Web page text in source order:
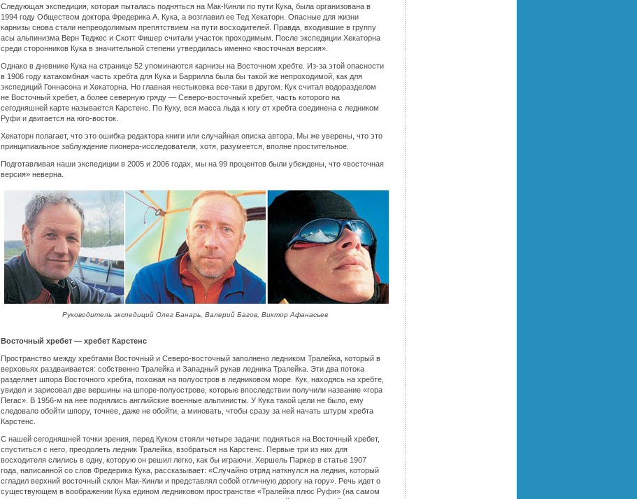
Следующая экспедиция, которая пыталась подняться на Мак-Кинли по пути Кука, была организована в
1994 году Обществом доктора Фредерика А. Кука, а возглавил ее Тед Хекаторн. Опасные для жизни
карнизы снова стали непреодолимым препятствием на пути восходителей. Правда, входившие в группу
асы альпинизма Верн Теджес и Скотт Фишер считали участок проходимым. После экспедиции Хекаторна
среди сторонников Кука в значительной степени утвердилась именно «восточная версия».
Однако в дневнике Кука на странице 52 упоминаются карнизы на Восточном хребте. Из-за этой опасности
в 1906 году катакомбная часть хребта для Кука и Баррилла была бы такой же непроходимой, как для
экспедиций Гоннасона и Хекаторна. Но главная нестыковка все-таки в другом. Кук считал водоразделом
не Восточный хребет, а более северную гряду — Северо-восточный хребет, часть которого на
сегодняшней карте называется Карстенс. По Куку, вся масса льда к югу от хребта соединена с ледником
Руфи и двигается на юго-восток.
Хекаторн полагает, что это ошибка редактора книги или случайная описка автора. Мы же уверены, что это
принципиальное заблуждение пионера-исследователя, хотя, разумеется, вполне простительное.
Подготавливая наши экспедиции в 2005 и 2006 годах, мы на 99 процентов были убеждены, что «восточная
версия» неверна.
Руководитель экспедиций Олег Банарь, Валерий Багов, Виктор Афанасьев
Восточный хребет — хребет Карстенс
Пространство между хребтами Восточный и Северо-восточный заполнено ледником Тралейка, который в
верховьях раздваивается: собственно Тралейка и Западный рукав ледника Тралейка. Эти два потока
разделяет шпора Восточного хребта, похожая на полуостров в ледниковом море. Кук, находясь на хребте,
увидел и зарисовал две вершины на шпоре-полуострове, которые впоследствии получили название «гора
Пегас». В 1956-м на нее поднялись английские военные альпинисты. У Кука такой цели не было, ему
следовало обойти шпору, точнее, даже не обойти, а миновать, чтобы сразу за ней начать штурм хребта
Карстенс.
С нашей сегодняшней точки зрения, перед Куком стояли четыре задачи: подняться на Восточный хребет,
спуститься с него, преодолеть ледник Тралейка, взобраться на Карстенс. Первые три из них для
восходителя слились в одну, которую он решил легко, как бы играючи. Хершель Паркер в статье 1907
года, написанной со слов Фредерика Кука, рассказывает: «Случайно отряд наткнулся на ледник, который
сгладил верхний восточный склон Мак-Кинли и представлял собой отличную дорогу на гору». Речь идет о
существующем в воображении Кука едином ледниковом пространстве «Тралейка плюс Руфи» (на самом